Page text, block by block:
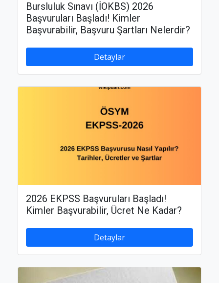
Bursluluk Sınavı (İOKBS) 2026
Başvuruları Başladı! Kimler
Başvurabilir, Başvuru Şartları Nelerdir?
Detaylar
2026 EKPSS Başvuruları Başladı!
Kimler Başvurabilir, Ücret Ne Kadar?
Detaylar